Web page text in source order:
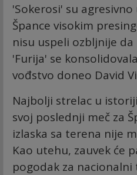
'Sokerosi' su
Špance visokim
nisu uspeli ozbljnije da
'Furija' se
vođstvo doneo David
Najbolji strelac u
svoj poslednji meč za
izlaska sa terena nije
Kao utehu, zauvek će
pogodak za nacionalni